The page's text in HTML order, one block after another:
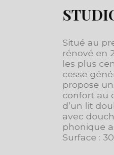
Situé au
rénové en
les plus
cesse
propose
confort au
d’un lit
avec
phonique
Surface :